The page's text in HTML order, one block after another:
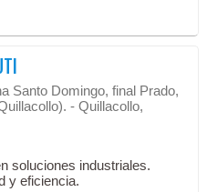
Santo Domingo, final Prado,
- Quillacollo,
soluciones industriales.
y eficiencia.